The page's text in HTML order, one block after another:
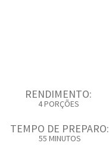
RENDIMENTO:
4 PORÇÕES
TEMPO DE PREPARO:
55 MINUTOS